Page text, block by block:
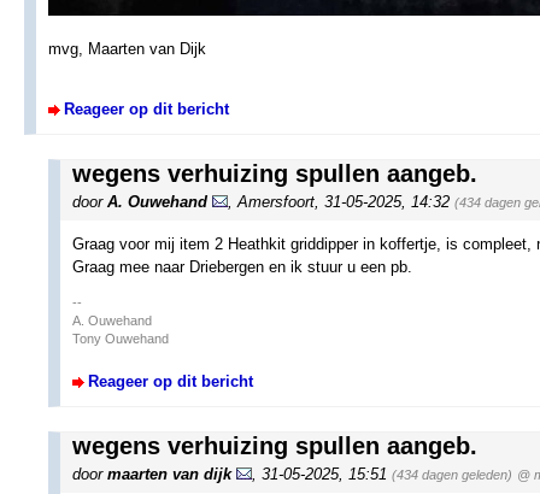
mvg, Maarten van Dijk
Reageer op dit bericht
wegens verhuizing spullen aangeb.
door A. Ouwehand ,Amersfoort, 31-05-2025, 14:32 (434 dagen
Graag voor mij item 2 Heathkit griddipper in koffertje, is compleet,
Graag mee naar Driebergen en ik stuur u een pb.
--
A. Ouwehand
Tony Ouwehand
Reageer op dit bericht
wegens verhuizing spullen aangeb.
door maarten van dijk , 31-05-2025, 15:51 (434 dagen geleden) @